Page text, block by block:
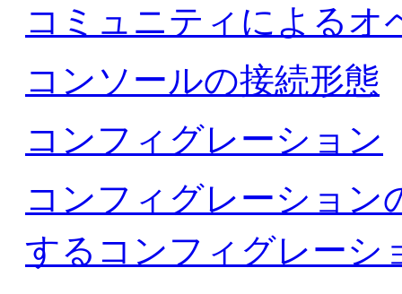
コミュニティによるオ
コンソールの接続形態
コンフィグレーション
コンフィグレーション
するコンフィグレーシ